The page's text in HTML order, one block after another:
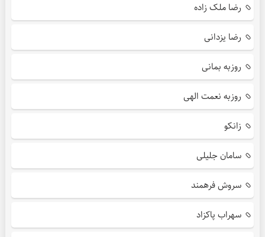
رضا ملک زاده
رضا یزدانی
روزبه بمانی
روزبه نعمت الهی
زانکو
سامان جلیلی
سروش فرهمند
سهراب پاکزاد